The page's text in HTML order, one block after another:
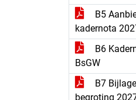
B5
kadernota
B6
BsGW
B7
begroting